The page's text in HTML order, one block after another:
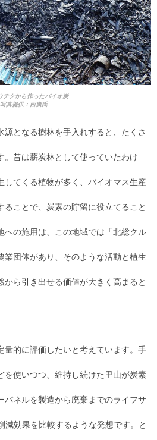
チクから作ったバイオ炭
写真提供：西廣氏
となる樹林を手入れすると、たくさ
。昔は薪炭林として使っていたわけ
してくる植物が多く、バイオマス生産
ることで、炭素の貯留に役立てること
への施用は、この地域では「北総クル
業団体があり、そのような活動と植生
ら引き出せる価値が大きく高まると
量的に評価したいと考えています。手
を使いつつ、維持し続けた里山が炭素
パネルを製造から廃棄までのライフサ
減効果を比較するような発想です。と